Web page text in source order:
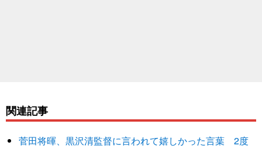
関連記事
菅田将暉、黒沢清監督に言われて嬉しかった言葉 2度